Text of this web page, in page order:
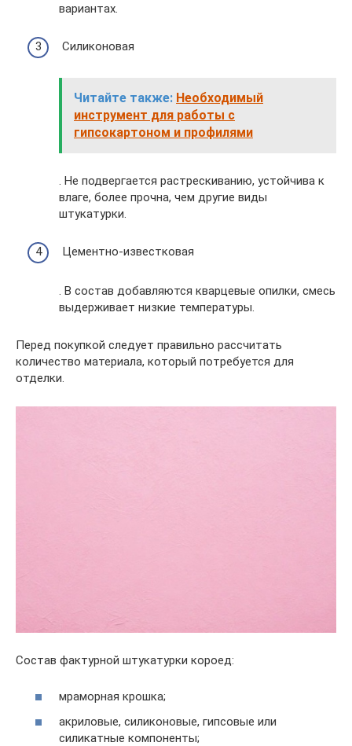
вариантах.
Силиконовая
Читайте также: Необходимый
инструмент для работы с
гипсокартоном и профилями
. Не подвергается растрескиванию, устойчива к
влаге, более прочна, чем другие виды
штукатурки.
Цементно-известковая
. В состав добавляются кварцевые опилки, смесь
выдерживает низкие температуры.
Перед покупкой следует правильно рассчитать
количество материала, который потребуется для
отделки.
Состав фактурной штукатурки короед:
мраморная крошка;
акриловые, силиконовые, гипсовые или
силикатные компоненты;